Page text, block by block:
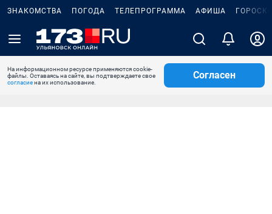
ЗНАКОМСТВА ПОГОДА ТЕЛЕПРОГРАММА АФИША
На информационном ресурсе применяются cookie-
файлы. Оставаясь на сайте, вы подтверждаете свое
согласиена их использование.
Согласен